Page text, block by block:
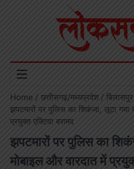
Home छत्तीसगढ़/मध्यप्रदेश
बिलासपुर
झपटमारों पर पुलिस का शिकंजा, लूटा गया
प्रयुक्त एक्टिवा बरामद
झपटमारों पर पुलिस का
मोबाइल और वारदात में